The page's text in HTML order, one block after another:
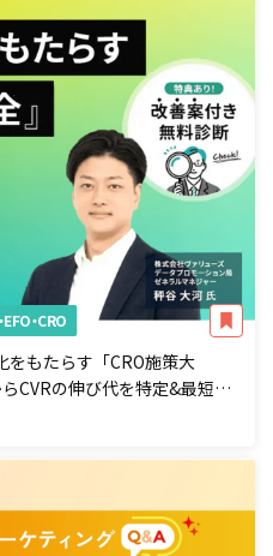
EFO・CRO
をもたらす「CRO施策大
CVRの伸び代を特定&最短で